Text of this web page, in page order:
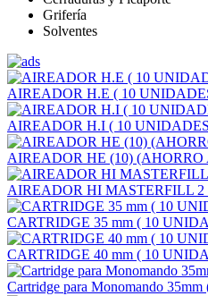
Grifería
Solventes
AIREADOR H.E ( 10
AIREADOR H.I ( 10
AIREADOR HE (10)
AIREADOR HI MASTERFILL 2
CARTRIDGE 35 mm ( 10
CARTRIDGE 40 mm ( 10
Cartridge para Monomando 35mm